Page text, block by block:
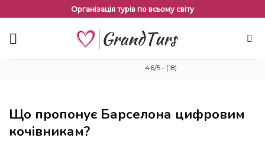
змісту
Організація турів по всьому світу
4.6/5 - (18)
Що пропонує Барселона цифровим
кочівникам?